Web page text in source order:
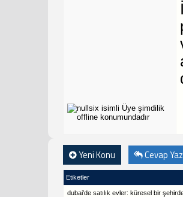
Yeni Konu Cevap Yaz
Etiketler
dubai’de satılık evler: küresel bir